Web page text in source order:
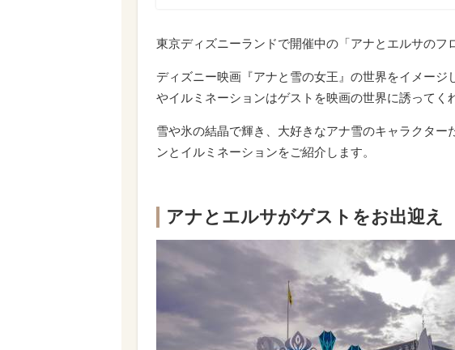
東京ディズニーランドで開催中の「アナとエルサのフ
ディズニー映画『アナと雪の女王』の世界をイメージ
やイルミネーションはゲストを映画の世界に誘ってく
雪や氷の結晶で輝き、大好きなアナ雪のキャラクター
ンとイルミネーションをご紹介します。
アナとエルサがゲストをお出迎え